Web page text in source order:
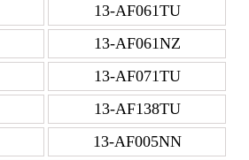
13-AF061TU
13-AF061NZ
13-AF071TU
13-AF138TU
13-AF005NN